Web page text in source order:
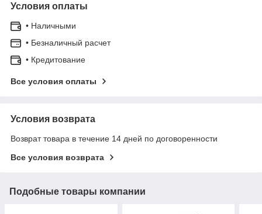
Условия оплаты
• Наличными
• Безналичный расчет
• Кредитование
Все условия оплаты
Условия возврата
Возврат товара в течение 14 дней по договоренности
Все условия возврата
Подобные товары компании